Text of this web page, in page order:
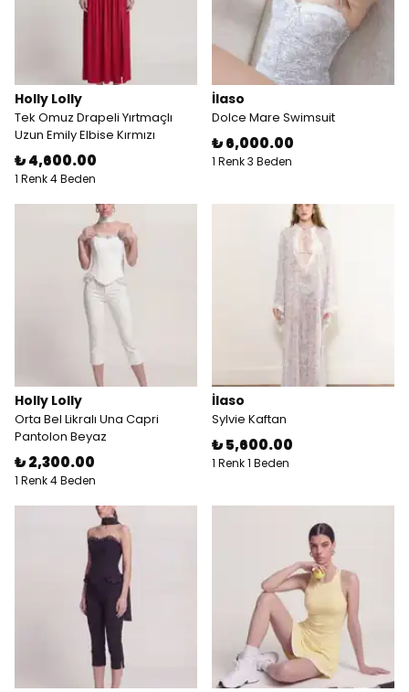
Holly Lolly
Tek Omuz Drapeli Yırtmaçlı
Uzun Emily Elbise Kırmızı
₺ 4,600.00
1 Renk 4 Beden
İlaso
Dolce Mare Swimsuit
₺ 6,000.00
1 Renk 3 Beden
Holly Lolly
Orta Bel Likralı Una Capri
Pantolon Beyaz
₺ 2,300.00
1 Renk 4 Beden
İlaso
Sylvie Kaftan
₺ 5,600.00
1 Renk 1 Beden